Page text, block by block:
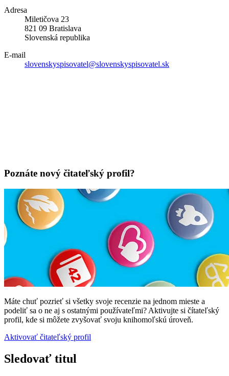
Adresa
Miletičova 23
821 09 Bratislava
Slovenská republika
E-mail
slovenskyspisovatel@slovenskyspisovatel.sk
Poznáte nový čitateľský profil?
Máte chuť pozrieť si všetky svoje recenzie na jednom mieste a
podeliť sa o ne aj s ostatnými používateľmi? Aktivujte si čítateľský
profil, kde si môžete zvyšovať svoju knihomoľskú úroveň.
Aktivovať čitateľský profil
Sledovať titul